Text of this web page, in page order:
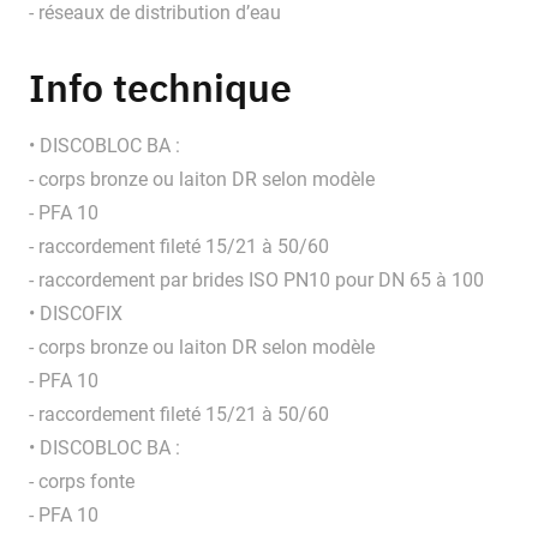
- réseaux de distribution d’eau
Info technique
• DISCOBLOC BA :
- corps bronze ou laiton DR selon modèle
- PFA 10
- raccordement fileté 15/21 à 50/60
- raccordement par brides ISO PN10 pour DN 65 à 100
• DISCOFIX
- corps bronze ou laiton DR selon modèle
- PFA 10
- raccordement fileté 15/21 à 50/60
• DISCOBLOC BA :
- corps fonte
- PFA 10